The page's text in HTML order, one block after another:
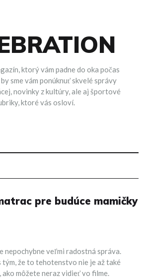
ktorý vám padne do oka počas
sme vám ponúknuť skvelé správy
novinky z kultúry, ale aj športové
ktoré vás osloví.
pre budúce mamičky
nepochybne veľmi radostná správa.
že to tehotenstvo nie je až také
ako môžete neraz vidieť vo filme.